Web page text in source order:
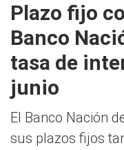
Plazo fijo
Banco
tasa de
junio
El Banco Nación
sus plazos fijos